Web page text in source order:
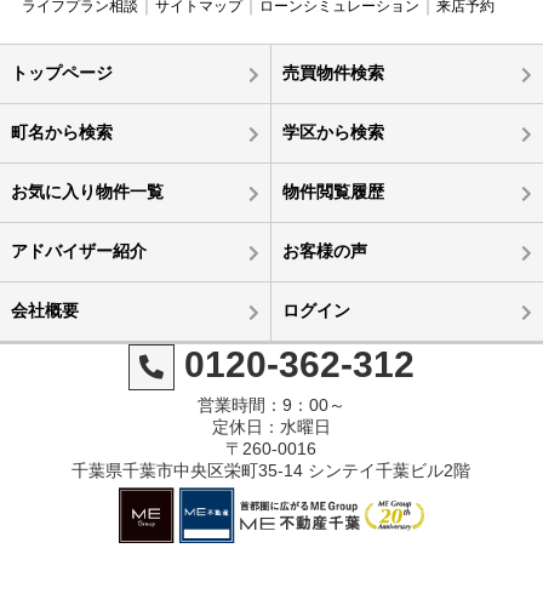
ライフプラン相談
サイトマップ ローンシミュレーション 来店予約
トップページ 売買物件検索
町名から検索 学区から検索
お気に入り物件一覧 物件閲覧履歴
アドバイザー紹介 お客様の声
会社概要 ログイン
0120-362-312
営業時間：9：00～
定休日：水曜日
〒260-0016
千葉県千葉市中央区栄町35-14 シンテイ千葉ビル2階